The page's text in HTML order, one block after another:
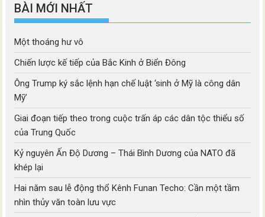
BÀI MỚI NHẤT
Một thoáng hư vô
Chiến lược kế tiếp của Bắc Kinh ở Biển Đông
Ông Trump ký sắc lệnh hạn chế luật ‘sinh ở Mỹ là công dân
Mỹ’
Giai đoạn tiếp theo trong cuộc trấn áp các dân tộc thiểu số
của Trung Quốc
Kỷ nguyên Ấn Độ Dương – Thái Bình Dương của NATO đã
khép lại
Hai năm sau lễ động thổ Kênh Funan Techo: Cần một tầm
nhìn thủy văn toàn lưu vực